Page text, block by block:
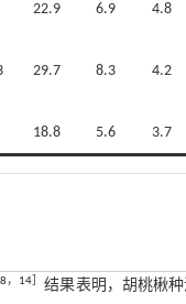
22.9 6.9 4.8
29.7 8.3 4.2
18.8 5.6 3.7
8， 14 ］结果表明，胡桃楸